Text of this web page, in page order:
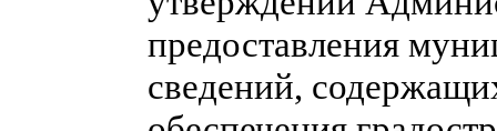
предоставления
сведений,